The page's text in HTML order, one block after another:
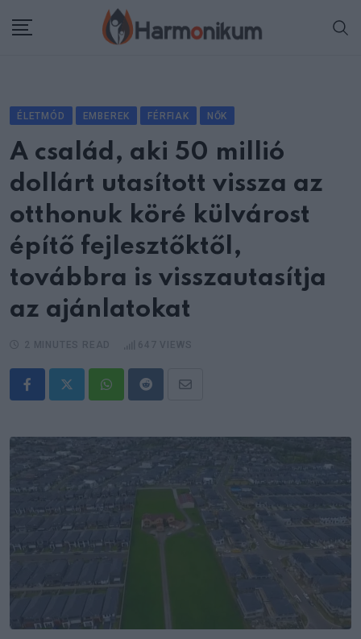
ÉLETMÓD EMBEREK FÉRFIAK NŐK
A család, aki 50 millió
dollárt utasított vissza az
otthonuk köré külvárost
építő fejlesztőktől,
továbbra is visszautasítja
az ajánlatokat
WhatsappRedditShare
Email